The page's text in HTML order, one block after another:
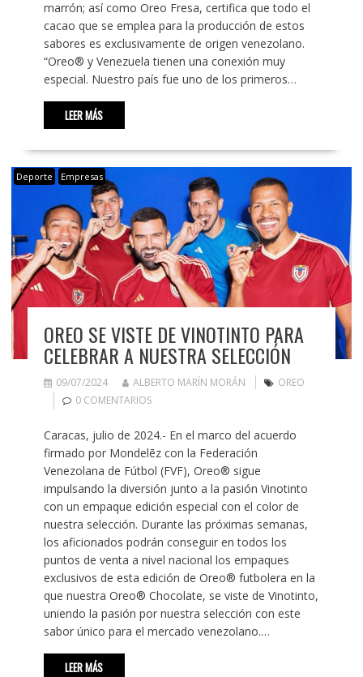
marrón; así como Oreo Fresa, certifica que todo el
cacao que se emplea para la producción de estos
sabores es exclusivamente de origen venezolano.
“Oreo® y Venezuela tienen una conexión muy
especial. Nuestro país fue uno de los primeros…
LEER MÁS
Deporte Empresas
OREO SE VISTE DE VINOTINTO PARA
CELEBRAR A NUESTRA SELECCIÓN
09/07/2024 ALBERTO MARÍN MORÁN
OREO
0 COMENTARIOS
Caracas, julio de 2024.- En el marco del acuerdo
firmado por Mondelēz con la Federación
Venezolana de Fútbol (FVF), Oreo® sigue
impulsando la diversión junto a la pasión Vinotinto
con un empaque edición especial con el color de
nuestra selección. Durante las próximas semanas,
los aficionados podrán conseguir en todos los
puntos de venta a nivel nacional los empaques
exclusivos de esta edición de Oreo® futbolera en la
que nuestra Oreo® Chocolate, se viste de Vinotinto,
uniendo la pasión por nuestra selección con este
sabor único para el mercado venezolano.…
LEER MÁS